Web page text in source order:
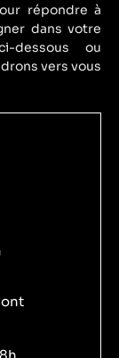
répondre à
dans votre
dessous ou
vers vous